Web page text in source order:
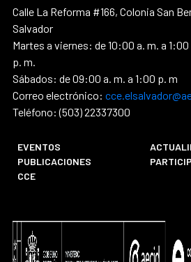
Calle La Reforma #166, Colonia San
Salvador
Martes a viernes: de 10:00 a. m. a
p. m.
Sábados: de 09:00 a. m. a 1:00 p. m
Correo electrónico:
Teléfono: (503) 22337300
EVENTOS
PUBLICACIONES
CCE